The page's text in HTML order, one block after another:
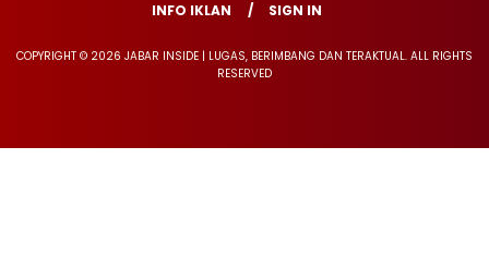
INFO IKLAN
SIGN IN
COPYRIGHT © 2026 JABAR INSIDE | LUGAS, BERIMBANG DAN TERAKTUAL. ALL RIGHTS
RESERVED